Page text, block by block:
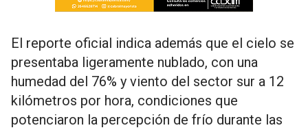
El reporte oficial indica además que el cielo se
presentaba ligeramente nublado, con una
humedad del 76% y viento del sector sur a 12
kilómetros por hora, condiciones que
potenciaron la percepción de frío durante las